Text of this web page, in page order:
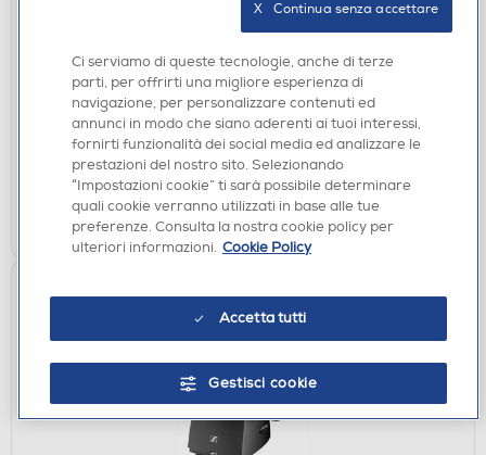
ACCENTUM TW OPEN-NERO
€ 59,90
Acquisto online:disponibile
Ritiro in negozio in 30' gratuito:verifica
AGGIUNGI
Ci serviamo di queste tecnologie, anche di terze
parti, per offrirti una migliore esperienza di
navigazione, per personalizzare contenuti ed
annunci in modo che siano aderenti ai tuoi interessi,
fornirti funzionalità dei social media ed analizzare le
prestazioni del nostro sito. Selezionando
“Impostazioni cookie” ti sarà possibile determinare
quali cookie verranno utilizzati in base alle tue
preferenze. Consulta la nostra cookie policy per
ulteriori informazioni. Cookie Policy
Accetta tutti
Gestisci cookie
X   Continua senza accettare